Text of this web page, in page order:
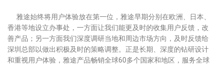
雅途始终将用户体验放在第一位，雅途早期分别在欧洲、日本、
香港等地设立办事处，一方面让我们能更及时的收集用户反馈，改
善产品；另一方面我们深度调研当地和周边市场方向，及时反馈给
深圳总部以做出积极及时的策略调整。正是长期、深度的钻研设计
和重视用户体验，雅途产品畅销全球60多个国家和地区，服务全球